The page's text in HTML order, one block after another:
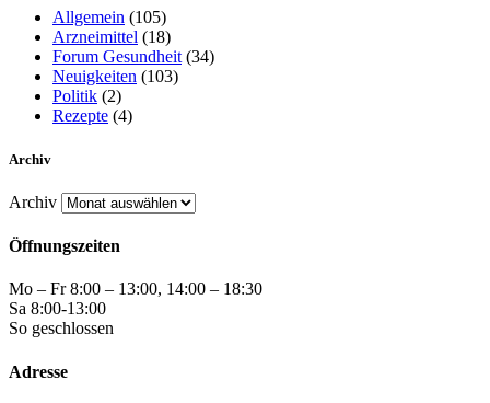
Allgemein (105)
Arzneimittel (18)
Forum Gesundheit(34)
Neuigkeiten (103)
Politik (2)
Rezepte (4)
Archiv
Archiv
Öffnungszeiten
Mo – Fr 8:00 – 13:00, 14:00 – 18:30
Sa 8:00-13:00
So geschlossen
Adresse